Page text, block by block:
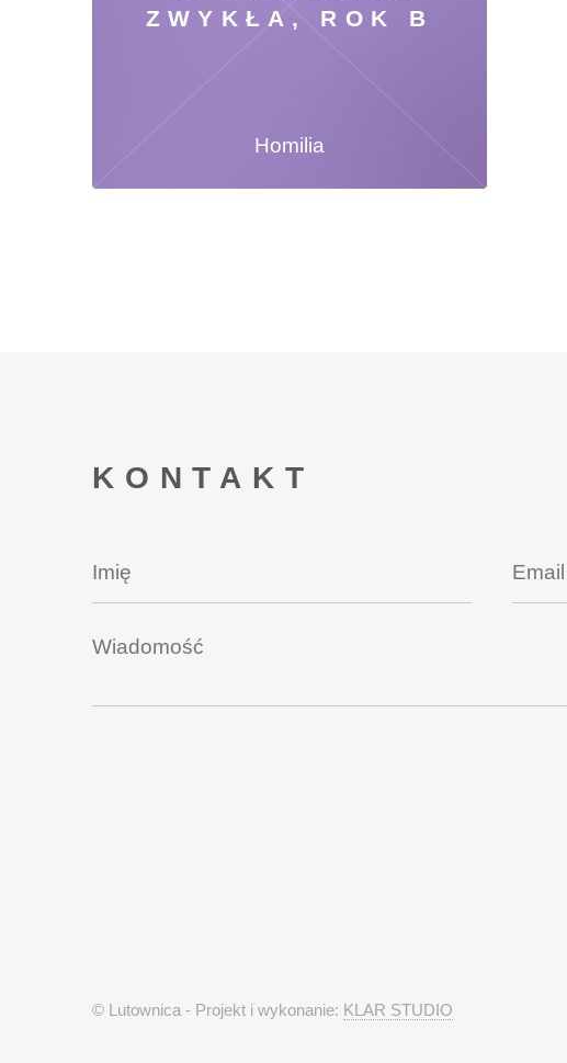
ZWYKŁA, ROK B
Homilia
KONTAKT
© Lutownica - Projekt i wykonanie: KLAR STUDIO